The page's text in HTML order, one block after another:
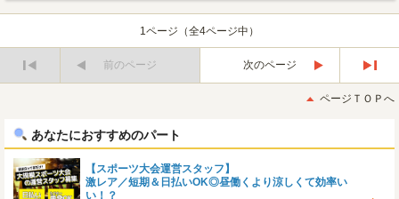
1ページ（全4ページ中）
前のページ
次のページ
後
ページＴＯＰへ
あなたにおすすめのパート
【スポーツ大会運営スタッフ】
激レア／短期＆日払いOK◎昼働くより涼しくて効率い
い！？